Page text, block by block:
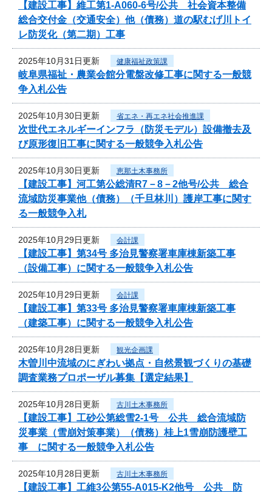
【建設工事】維工第1-A060-6号/公共 社会資本整備
総合交付金（交通安全）他（債務）道の駅むげ川トイ
レ防災化（第二期）工事
2025年10月31日更新 健康福祉政策課
岐阜県福祉・農業会館分電盤改修工事に関する一般競
争入札公告
2025年10月30日更新 省エネ・再エネ社会推進課
次世代エネルギーインフラ（防災モデル）設備撤去及
び原形復旧工事に関する一般競争入札公告
2025年10月30日更新 恵那土木事務所
【建設工事】河工第公総清R7－8－2他号/公共 総合
流域防災事業他（債務）（千旦林川）護岸工事に関す
る一般競争入札
2025年10月29日更新 会計課
【建設工事】第34号 多治見警察署車庫棟新築工事
（設備工事）に関する一般競争入札公告
2025年10月29日更新 会計課
【建設工事】第33号 多治見警察署車庫棟新築工事
（建築工事）に関する一般競争入札公告
2025年10月28日更新 観光企画課
木曽川中流域のにぎわい拠点・自然景観づくりの基礎
調査業務プロポーザル募集【選定結果】
2025年10月28日更新 古川土木事務所
【建設工事】工砂公第総雪2-1号 公共 総合流域防
災事業（雪崩対策事業）（債務）桂上1雪崩防護壁工
事 に関する一般競争入札公告
2025年10月28日更新 古川土木事務所
【建設工事】工維3公第55-A015-K2他号 公共 防